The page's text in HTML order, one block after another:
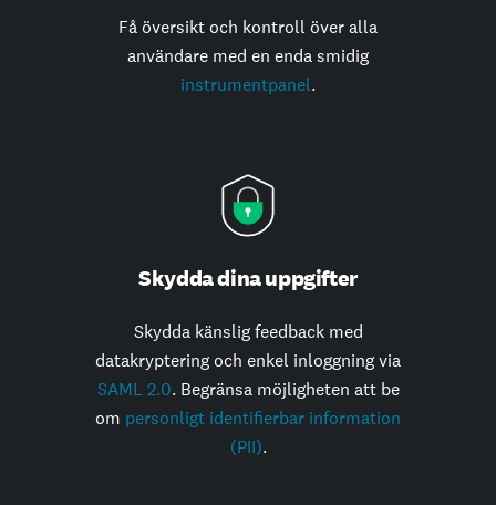
Få översikt och kontroll över alla
användare med en enda smidig
instrumentpanel.
Skydda dina uppgifter
Skydda känslig feedback med
datakryptering och enkel inloggning via
SAML 2.0. Begränsa möjligheten att be
om personligt identifierbar information
(PII).